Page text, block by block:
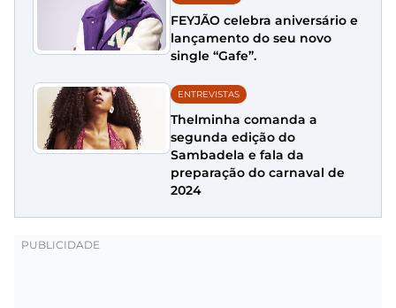
FEYJÃO celebra aniversário e
lançamento do seu novo
single “Gafe”.
ENTREVISTAS
Thelminha comanda a
segunda edição do
Sambadela e fala da
preparação do carnaval de
2024